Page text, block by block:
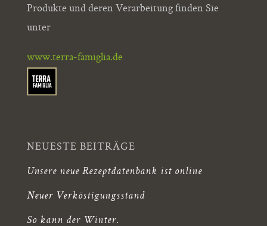
Produkte und deren Verarbeitung finden Sie
unter
www.terra-famiglia.de
NEUESTE BEITRÄGE
Unsere neue Rezeptdatenbank ist online
Neuer Verköstigungsstand
So kann der Winter.